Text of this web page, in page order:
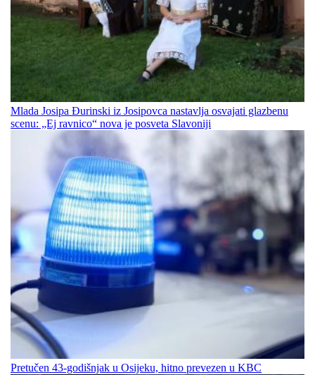
Mlada Josipa Đurinski iz Josipovca nastavlja osvajati glazbenu
scenu: „Ej ravnico“ nova je posveta Slavoniji
Pretučen 43-godišnjak u Osijeku, hitno prevezen u KBC